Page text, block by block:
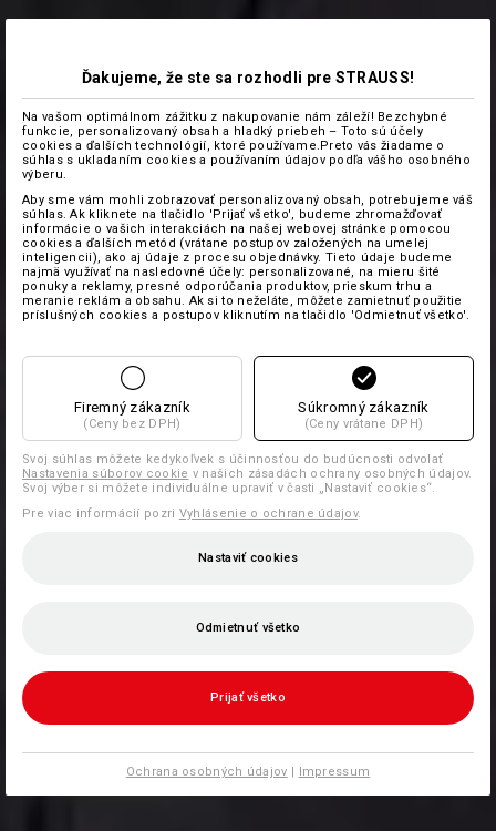
Ďakujeme, že ste sa rozhodli pre STRAUSS!
Na vašom optimálnom zážitku z nakupovanie nám záleží! Bezchybné
funkcie, personalizovaný obsah a hladký priebeh – Toto sú účely
cookies a ďalších technológií, ktoré používame.Preto vás žiadame o
súhlas s ukladaním cookies a používaním údajov podľa vášho osobného
výberu.
Aby sme vám mohli zobrazovať personalizovaný obsah, potrebujeme váš
súhlas. Ak kliknete na tlačidlo 'Prijať všetko', budeme zhromažďovať
informácie o vašich interakciách na našej webovej stránke pomocou
cookies a ďalších metód (vrátane postupov založených na umelej
inteligencii), ako aj údaje z procesu objednávky. Tieto údaje budeme
najmä využívať na nasledovné účely: personalizované, na mieru šité
ponuky a reklamy, presné odporúčania produktov, prieskum trhu a
meranie reklám a obsahu. Ak si to neželáte, môžete zamietnuť použitie
príslušných cookies a postupov kliknutím na tlačidlo 'Odmietnuť všetko'.
Firemný zákazník
(Ceny bez DPH)
Súkromný zákazník
(Ceny vrátane DPH)
Svoj súhlas môžete kedykoľvek s účinnosťou do budúcnosti odvolať
Nastavenia súborov cookie v našich zásadách ochrany osobných údajov.
Svoj výber si môžete individuálne upraviť v časti „Nastaviť cookies“.
Pre viac informácií pozri Vyhlásenie o ochrane údajov.
Nastaviť cookies
Odmietnuť všetko
Prijať všetko
Ochrana osobných údajov | Impressum